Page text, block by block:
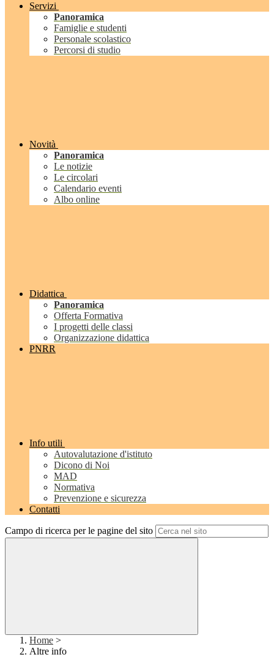
Servizi
Panoramica
Famiglie e studenti
Personale scolastico
Percorsi di studio
Novità
Panoramica
Le notizie
Le circolari
Calendario eventi
Albo online
Didattica
Panoramica
Offerta Formativa
I progetti delle classi
Organizzazione didattica
PNRR
Info utili
Autovalutazione d'istituto
Dicono di Noi
MAD
Normativa
Prevenzione e sicurezza
Contatti
Campo di ricerca per le pagine del sito
Home >
Altre info